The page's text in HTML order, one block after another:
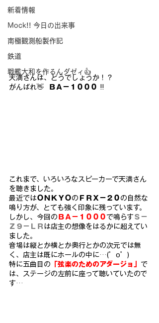
新着情報
Mock!! 今日の出来事
南極観測船製作記
鉄道
戦艦大和を作るんダゼィ👍
天満さんは、どうでしょうか！？
がんばれ👋
ＢＡ－１０００ !!
これまで、いろいろなスピーカーで天満さん
を聴きました。
最近ではＯＮＫＹＯの ＦＲＸ－２０ の自然な
鳴り方が、とても強く印象に残っています。
しかし、今回の ＢＡ－１０００ で鳴らす Ｓ－
Ｚ９－ＬＲ は店主の想像をはるかに超えてい
ました。
音場は縦とか横とか奥行とかの次元では無
く、店主は既にホールの中に…(゜o゜)
特に五曲目の 「弦楽のためのアダージョ」 で
は、ステージの左前に座って聴いていたので
す…